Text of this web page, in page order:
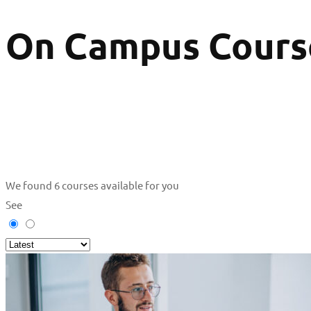
On Campus
We found 6courses available for you
See